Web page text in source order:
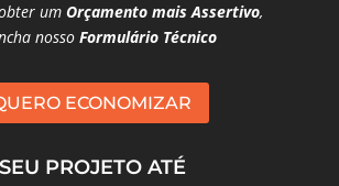
um Orçamento mais Assertivo,
nossoFormulário Técnico
ECONOMIZAR
SEU PROJETO ATÉ